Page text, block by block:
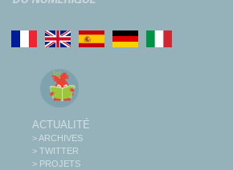
ACTUALITÉ
> ARCHIVES
> TWITTER
> PROJETS